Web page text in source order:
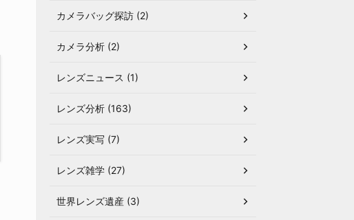
カメラバッグ探訪 (2)
カメラ分析 (2)
レンズニュース (1)
レンズ分析 (163)
レンズ実写 (7)
レンズ雑学 (27)
世界レンズ遺産 (3)